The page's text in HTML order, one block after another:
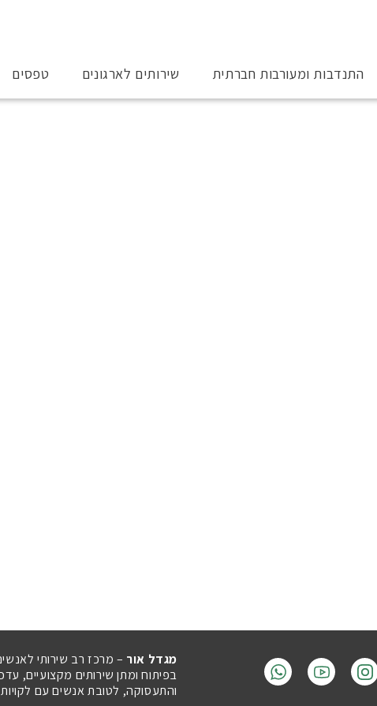
התנדבות ומעורבות חברתית שירותים לארגונים טפסים
מגדל אור – מרכז רב שירותי
בפיתוח ומתן שירותים מקצועיים,
והתעסוקה, לטובת אנשים עם לקויות